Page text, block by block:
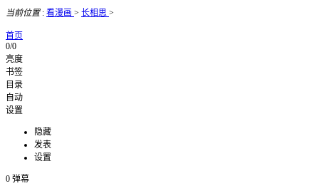
当前位置: 看漫画 > 长相思 >
首页
0/0
亮度
书签
目录
自动
设置
隐藏
发表
设置
0 弹幕